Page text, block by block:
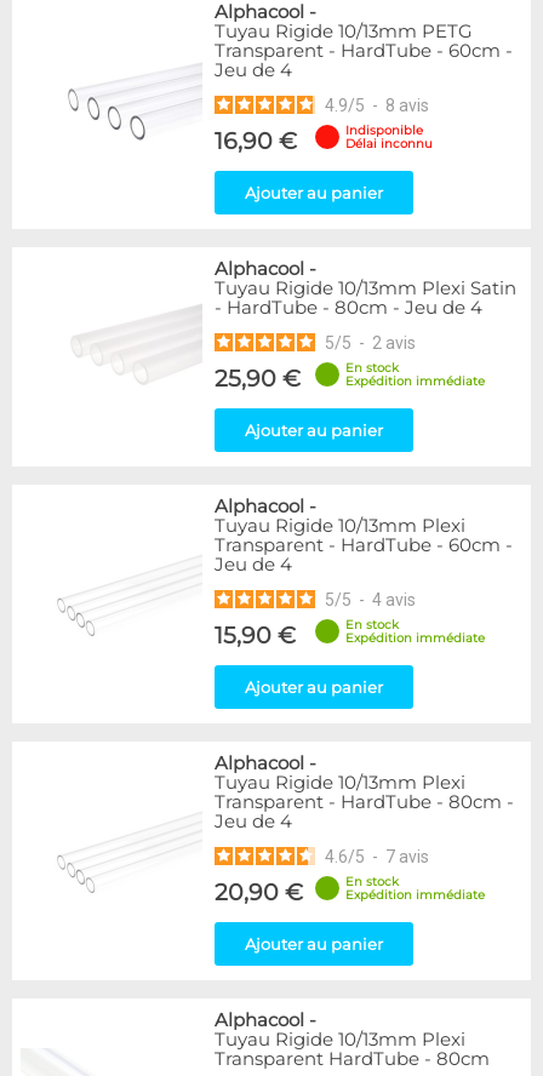
Alphacool -
Tuyau Rigide 10/13mm PETG
Transparent - HardTube - 60cm -
Jeu de 4
4.9/5 - 8 avis
16,90 €
Indisponible
Délai inconnu
Ajouter au panier
Alphacool -
Tuyau Rigide 10/13mm Plexi Satin
- HardTube - 80cm - Jeu de 4
5/5 - 2 avis
25,90 €
En stock
Expédition immédiate
Ajouter au panier
Alphacool -
Tuyau Rigide 10/13mm Plexi
Transparent - HardTube - 60cm -
Jeu de 4
5/5 - 4 avis
15,90 €
En stock
Expédition immédiate
Ajouter au panier
Alphacool -
Tuyau Rigide 10/13mm Plexi
Transparent - HardTube - 80cm -
Jeu de 4
4.6/5 - 7 avis
20,90 €
En stock
Expédition immédiate
Ajouter au panier
Alphacool -
Tuyau Rigide 10/13mm Plexi
Transparent HardTube - 80cm